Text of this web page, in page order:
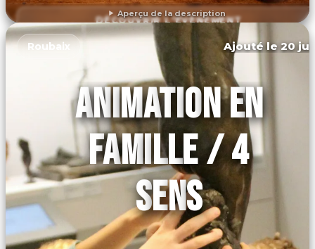
Aperçu de la description
DÉCOUVRIR L'ÉVÉNEMENT
Roubaix Ajouté le 20
ANIMATION EN
FAMILLE / 4
SENS